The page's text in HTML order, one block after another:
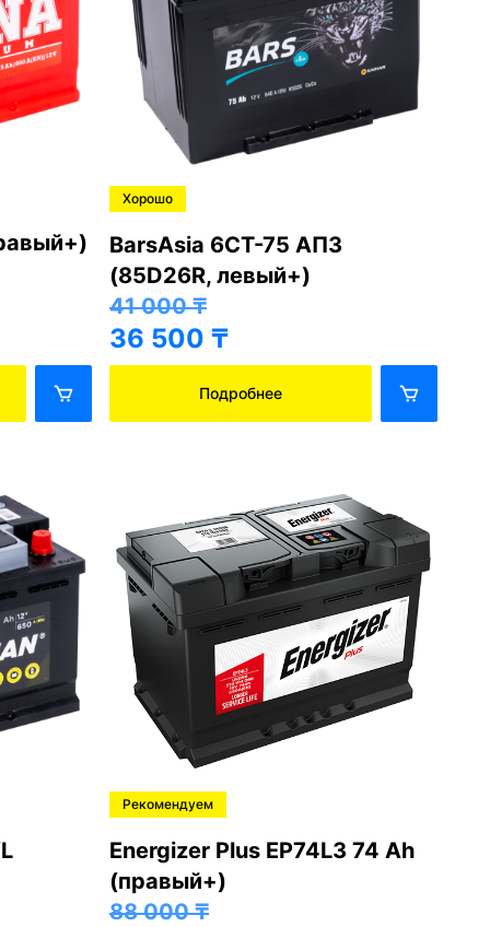
Хорошо
BarsAsia 6СТ-75 АПЗ
(85D26R, левый+)
41 000₸
36 500 ₸
Подробнее
Рекомендуем
Energizer Plus EP74L3 74 Ah
(правый+)
88 000₸